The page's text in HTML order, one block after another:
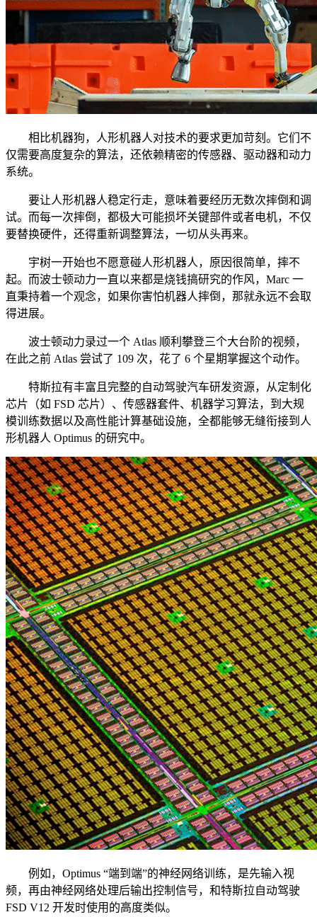
相比机器狗，人形机器人对技术的要求更加苛刻。它们不
仅需要高度复杂的算法，还依赖精密的传感器、驱动器和动力
系统。
要让人形机器人稳定行走，意味着要经历无数次摔倒和调
试。而每一次摔倒，都极大可能损坏关键部件或者电机，不仅
要替换硬件，还得重新调整算法，一切从头再来。
宇树一开始也不愿意碰人形机器人，原因很简单，摔不
起。而波士顿动力一直以来都是烧钱搞研究的作风，Marc 一
直秉持着一个观念，如果你害怕机器人摔倒，那就永远不会取
得进展。
波士顿动力录过一个 Atlas 顺利攀登三个大台阶的视频，
在此之前 Atlas 尝试了 109 次，花了 6 个星期掌握这个动作。
特斯拉有丰富且完整的自动驾驶汽车研发资源，从定制化
芯片（如 FSD 芯片）、传感器套件、机器学习算法，到大规
模训练数据以及高性能计算基础设施，全都能够无缝衔接到人
形机器人 Optimus 的研究中。
例如，Optimus “端到端”的神经网络训练，是先输入视
频，再由神经网络处理后输出控制信号，和特斯拉自动驾驶
FSD V12 开发时使用的高度类似。